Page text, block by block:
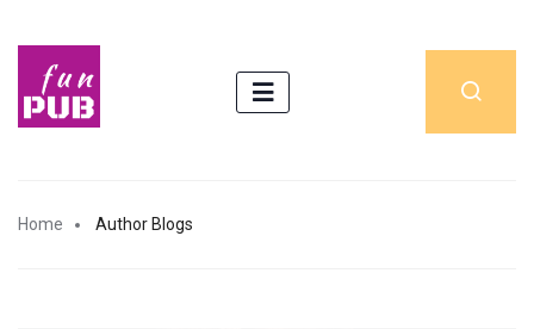
Home Author Blogs